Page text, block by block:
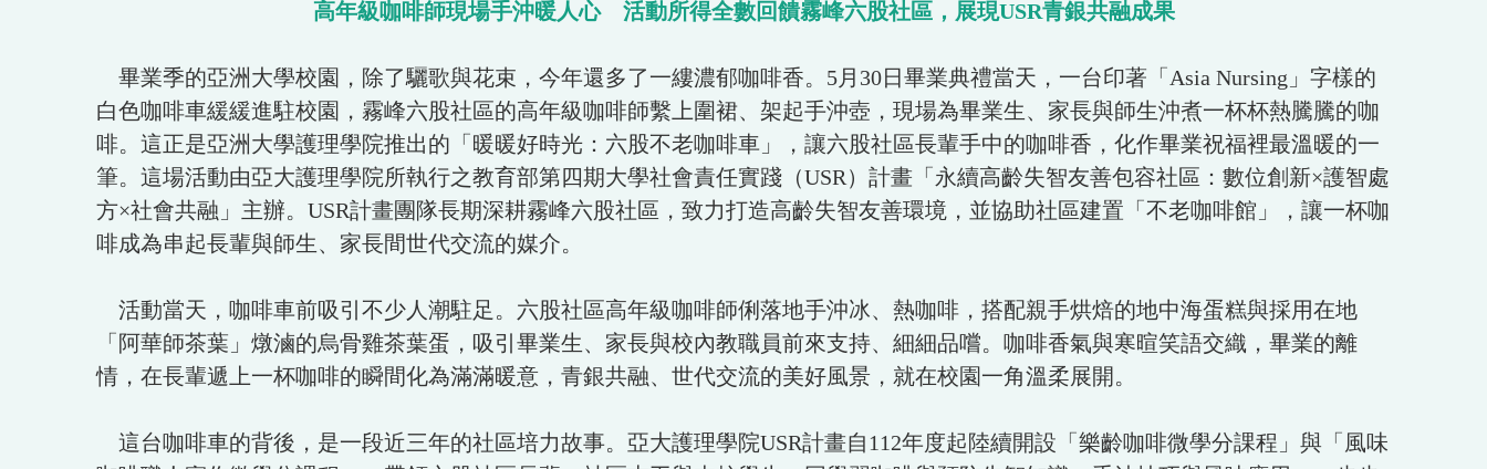
高年級咖啡師現場手沖暖人心 活動所得全數回饋霧峰六股社區，展現USR青銀共融成果
畢業季的亞洲大學校園，除了驪歌與花束，今年還多了一縷濃郁咖啡香。5月30日畢業典禮當天，一台印著「Asia Nursing」字樣的
白色咖啡車緩緩進駐校園，霧峰六股社區的高年級咖啡師繫上圍裙、架起手沖壺，現場為畢業生、家長與師生沖煮一杯杯熱騰騰的咖
啡。這正是亞洲大學護理學院推出的「暖暖好時光：六股不老咖啡車」，讓六股社區長輩手中的咖啡香，化作畢業祝福裡最溫暖的一
筆。這場活動由亞大護理學院所執行之教育部第四期大學社會責任實踐（USR）計畫「永續高齡失智友善包容社區：數位創新×護智處
方×社會共融」主辦。USR計畫團隊長期深耕霧峰六股社區，致力打造高齡失智友善環境，並協助社區建置「不老咖啡館」，讓一杯咖
啡成為串起長輩與師生、家長間世代交流的媒介。
活動當天，咖啡車前吸引不少人潮駐足。六股社區高年級咖啡師俐落地手沖冰、熱咖啡，搭配親手烘焙的地中海蛋糕與採用在地
「阿華師茶葉」燉滷的烏骨雞茶葉蛋，吸引畢業生、家長與校內教職員前來支持、細細品嚐。咖啡香氣與寒暄笑語交織，畢業的離
情，在長輩遞上一杯咖啡的瞬間化為滿滿暖意，青銀共融、世代交流的美好風景，就在校園一角溫柔展開。
這台咖啡車的背後，是一段近三年的社區培力故事。亞大護理學院USR計畫自112年度起陸續開設「樂齡咖啡微學分課程」與「風味